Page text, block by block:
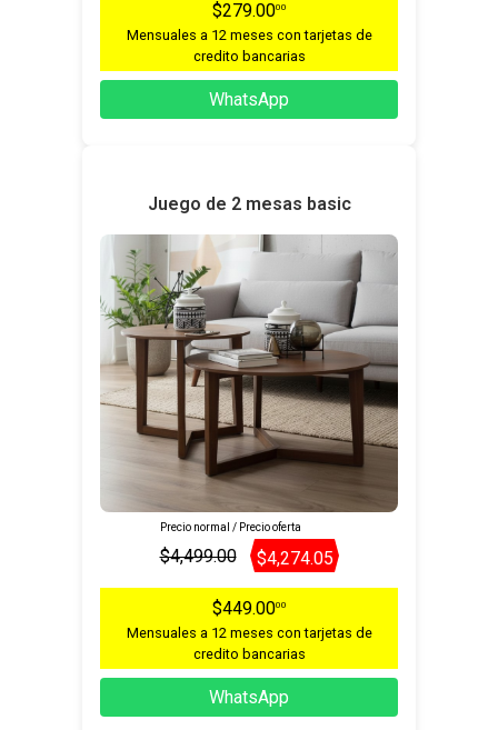
$279.0000
Mensuales a 12 meses con tarjetas de
credito bancarias
WhatsApp
Juego de 2 mesas basic
Precio normal / Precio oferta
$4,499.00 $4,274.05
$449.0000
Mensuales a 12 meses con tarjetas de
credito bancarias
WhatsApp